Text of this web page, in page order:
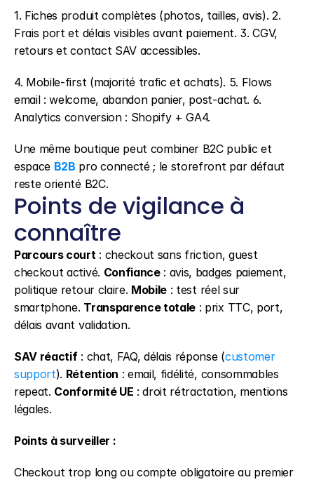
1. Fiches produit complètes (photos, tailles, avis). 2.
Frais port et délais visibles avant paiement. 3. CGV,
retours et contact SAV accessibles.
4. Mobile-first (majorité trafic et achats). 5. Flows
email : welcome, abandon panier, post-achat. 6.
Analytics conversion : Shopify + GA4.
Une même boutique peut combiner B2C public et
espace B2B pro connecté ; le storefront par défaut
reste orienté B2C.
Points de vigilance à
connaître
Parcours court : checkout sans friction, guest
checkout activé. Confiance : avis, badges paiement,
politique retour claire. Mobile : test réel sur
smartphone. Transparence totale : prix TTC, port,
délais avant validation.
SAV réactif : chat, FAQ, délais réponse (customer
support). Rétention : email, fidélité, consommables
repeat. Conformité UE : droit rétractation, mentions
légales.
Points à surveiller :
Checkout trop long ou compte obligatoire au premier